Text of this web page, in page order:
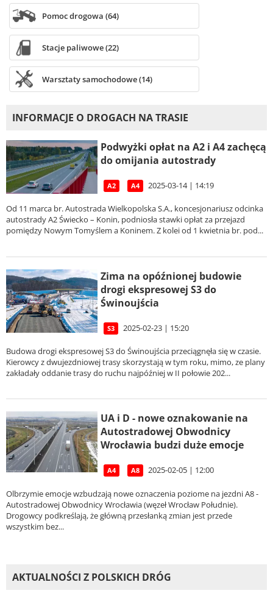
Pomoc drogowa (64)
Stacje paliwowe (22)
Warsztaty samochodowe (14)
INFORMACJE O DROGACH NA TRASIE
Podwyżki opłat na A2 i A4 zachęcą
do omijania autostrady
A2 A4 2025-03-14 | 14:19
Od 11 marca br. Autostrada Wielkopolska S.A., koncesjonariusz odcinka
autostrady A2 Świecko – Konin, podniosła stawki opłat za przejazd
pomiędzy Nowym Tomyślem a Koninem. Z kolei od 1 kwietnia br. pod...
Zima na opóźnionej budowie
drogi ekspresowej S3 do
Świnoujścia
S3 2025-02-23 | 15:20
Budowa drogi ekspresowej S3 do Świnoujścia przeciągnęła się w czasie.
Kierowcy z dwujezdniowej trasy skorzystają w tym roku, mimo, ze plany
zakładały oddanie trasy do ruchu najpóźniej w II połowie 202...
UA i D - nowe oznakowanie na
Autostradowej Obwodnicy
Wrocławia budzi duże emocje
A4 A8 2025-02-05 | 12:00
Olbrzymie emocje wzbudzają nowe oznaczenia poziome na jezdni A8 -
Autostradowej Obwodnicy Wrocławia (węzeł Wrocław Południe).
Drogowcy podkreślają, że główną przesłanką zmian jest przede
wszystkim bez...
AKTUALNOŚCI Z POLSKICH DRÓG